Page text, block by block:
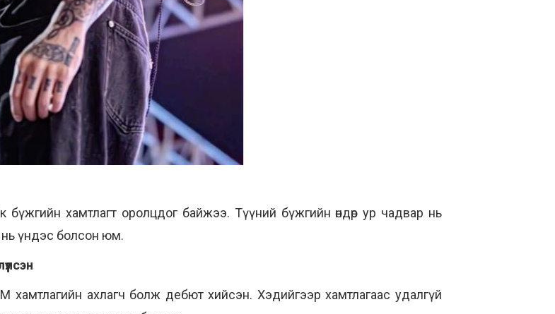
хамтлагт оролцдог байжээ. Түүний бүжгийн өндөр ур чадвар нь
нь үндэс болсон юм.
хамтлагийн ахлагч болж дебют хийсэн. Хэдийгээр хамтлагаас удалгүй